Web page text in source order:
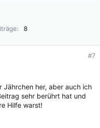
8
#7
Jährchen her, aber auch ich
sehr berührt hat und
Hilfe warst!